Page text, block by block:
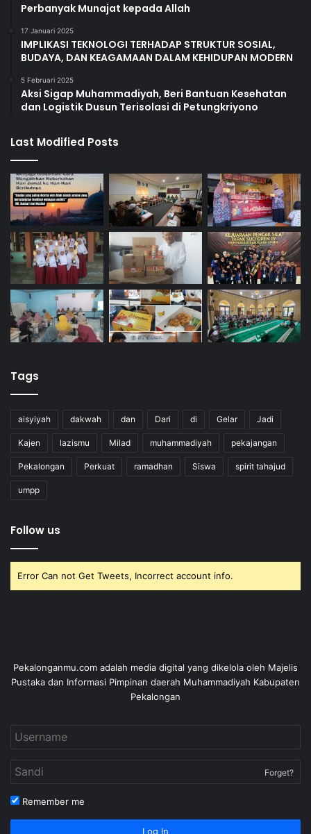
Perbanyak Munajat kepada Allah
17 Januari 2025
IMPLIKASI TEKNOLOGI TERHADAP STRUKTUR SOSIAL,
BUDAYA, DAN KEAGAMAAN DALAM KEHIDUPAN MODERN
5 Februari 2025
Aksi Sigap Muhammadiyah, Beri Bantuan Kesehatan
dan Logistik Dusun Terisolasi di Petungkriyono
Last Modified Posts
Tags
aisyiyah dakwah dan Dari di Gelar Jadi
Kajen lazismu Milad muhammadiyah pekajangan
Pekalongan Perkuat ramadhan Siswa spirit tahajud
umpp
Follow us
Error Can not Get Tweets, Incorrect account info.
Pekalonganmu.com adalah media digital yang dikelola oleh Majelis
Pustaka dan Informasi Pimpinan daerah Muhammadiyah Kabupaten
Pekalongan
Forget?
Remember me
Log In